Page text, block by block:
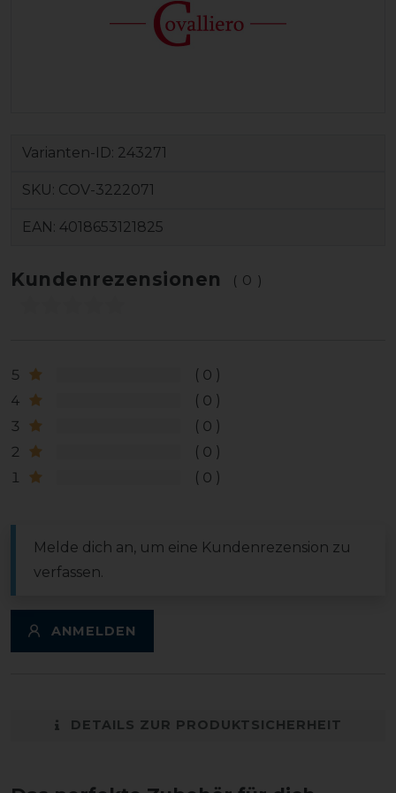
Varianten-ID: 243271
SKU: COV-3222071
EAN: 4018653121825
Kundenrezensionen (0)
5
0
4
0
3
0
2
0
1
0
Melde dich an, um eine Kundenrezension zu
verfassen.
ANMELDEN
DETAILS ZUR PRODUKTSICHERHEIT